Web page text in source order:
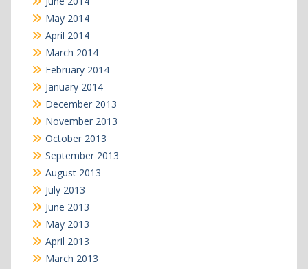
May 2014
April 2014
March 2014
February 2014
January 2014
December 2013
November 2013
October 2013
September 2013
August 2013
July 2013
June 2013
May 2013
April 2013
March 2013